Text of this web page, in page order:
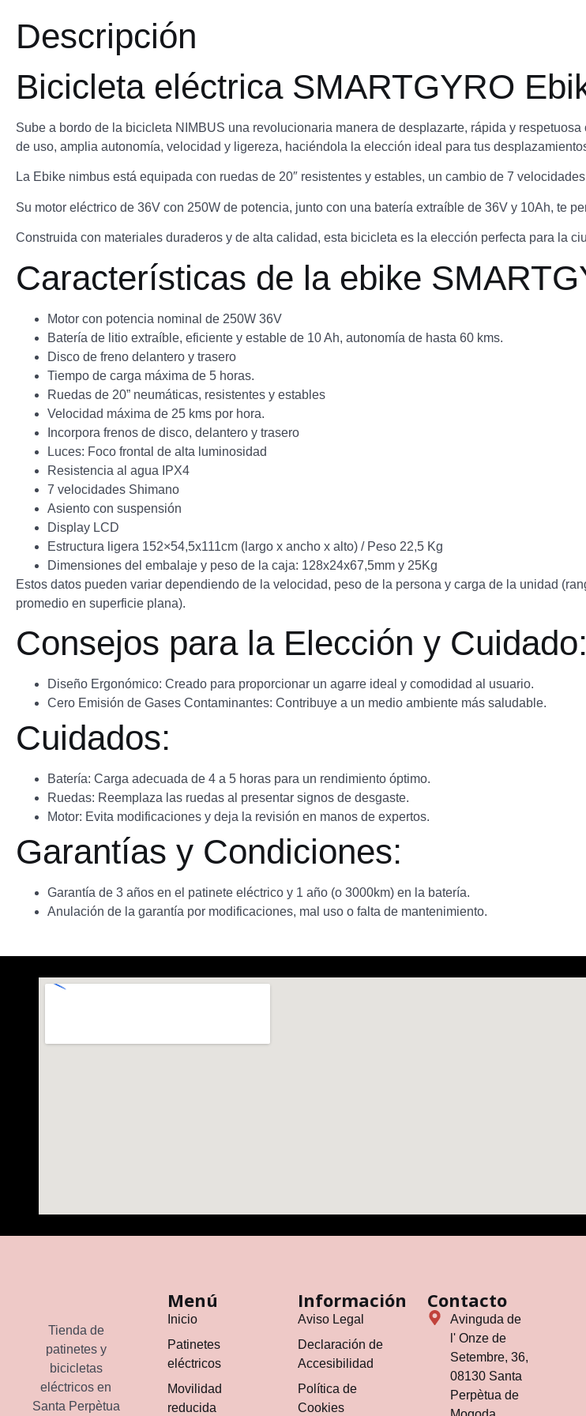
Descripción
Bicicleta eléctrica SMARTGYRO
Sube a bordo de la bicicleta NIMBUS una revolucionaria manera de desplazarte, rápida y
de uso, amplia autonomía, velocidad y ligereza, haciéndola la elección ideal para tus
La Ebike nimbus está equipada con ruedas de 20″ resistentes y estables, un cambio de 7
Su motor eléctrico de 36V con 250W de potencia, junto con una batería extraíble de 36V y 10Ah, te
Construida con materiales duraderos y de alta calidad, esta bicicleta es la elección perfecta para la
Características de la ebike
Motor con potencia nominal de 250W 36V
Batería de litio extraíble, eficiente y estable de 10 Ah, autonomía de hasta 60 kms.
Disco de freno delantero y trasero
Tiempo de carga máxima de 5 horas.
Ruedas de 20” neumáticas, resistentes y estables
Velocidad máxima de 25 kms por hora.
Incorpora frenos de disco, delantero y trasero
Luces: Foco frontal de alta luminosidad
Resistencia al agua IPX4
7 velocidades Shimano
Asiento con suspensión
Display LCD
Estructura ligera 152×54,5x111cm (largo x ancho x alto) / Peso 22,5 Kg
Dimensiones del embalaje y peso de la caja: 128x24x67,5mm y 25Kg
Estos datos pueden variar dependiendo de la velocidad, peso de la persona y carga de la unidad
promedio en superficie plana).
Consejos para la Elección y Cuidado:
Diseño Ergonómico: Creado para proporcionar un agarre ideal y comodidad al usuario.
Cero Emisión de Gases Contaminantes: Contribuye a un medio ambiente más saludable.
Cuidados:
Batería: Carga adecuada de 4 a 5 horas para un rendimiento óptimo.
Ruedas: Reemplaza las ruedas al presentar signos de desgaste.
Motor: Evita modificaciones y deja la revisión en manos de expertos.
Garantías y Condiciones:
Garantía de 3 años en el patinete eléctrico y 1 año (o 3000km) en la batería.
Anulación de la garantía por modificaciones, mal uso o falta de mantenimiento.
Tienda de
patinetes y
bicicletas
eléctricos en
Santa Perpètua
Menú
Inicio
Patinetes
eléctricos
Movilidad
reducida
Información
Aviso Legal
Declaración de
Accesibilidad
Política de
Cookies
Contacto
Avinguda de
l' Onze de
Setembre, 36,
08130 Santa
Perpètua de